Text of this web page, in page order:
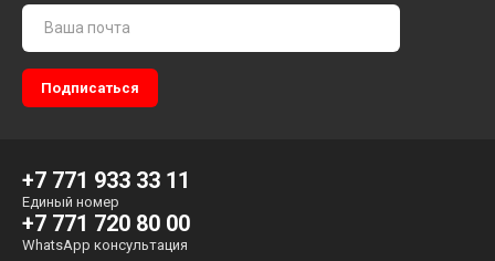
+7 771 933 33 11
Единый номер
+7 771 720 80 00
WhatsApp консультация